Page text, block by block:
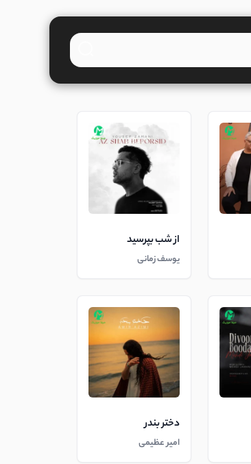
از شب بپرسید
یوسف زمانی
دختر بندر
امیر عظیمی